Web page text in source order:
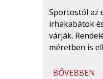
Sportostól az
irhakabátok
várják.
méretben is
BŐVEBBEN